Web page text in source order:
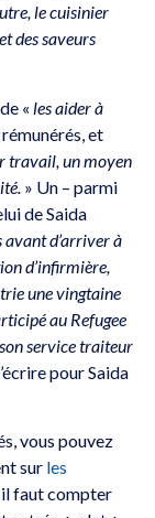
le cuisinier
des saveurs
« les aider à
et
travail, un moyen
» Un – parmi
de Saida
avant d’arriver à
d’infirmière,
une vingtaine
au Refugee
service traiteur
pour Saida
vous pouvez
sur les
il faut compter